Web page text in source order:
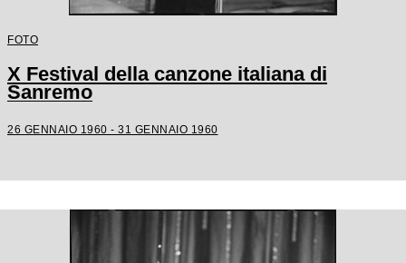
FOTO
X Festival della canzone italiana di
Sanremo
26 GENNAIO 1960 - 31 GENNAIO 1960